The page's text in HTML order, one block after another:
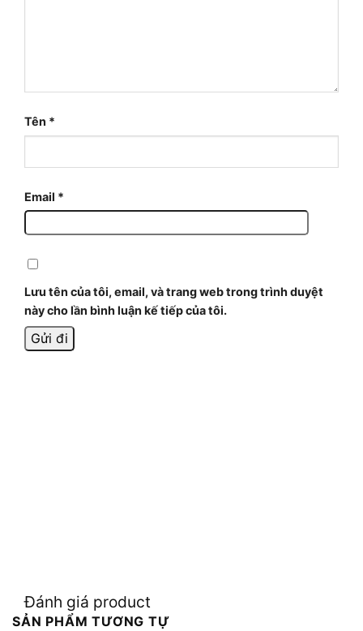
Tên *
Email *
Lưu tên của tôi, email, và trang web trong trình duyệt
này cho lần bình luận kế tiếp của tôi.
Đánh giá product
SẢN PHẨM TƯƠNG TỰ